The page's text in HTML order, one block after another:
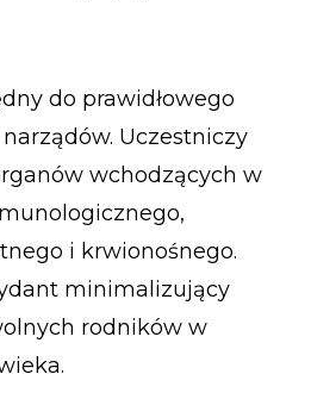
do prawidłowego
Uczestniczy
wchodzących w
i krwionośnego.
minimalizujący
rodników w